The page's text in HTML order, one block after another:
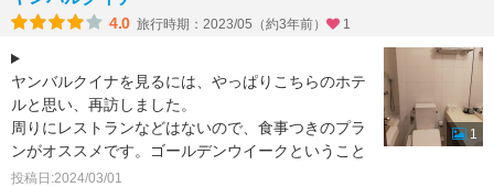
4.0 旅行時期：2023/05（約3年前） 1
ヤンバルクイナを見るには、やっぱりこちらのホテ
ルと思い、再訪しました。
周りにレストランなどはないので、食事つきのプラ
ンがオススメです。ゴールデンウイークということ
もあり、駐車場スペースも混んでいま
投稿日:2024/03/01
1